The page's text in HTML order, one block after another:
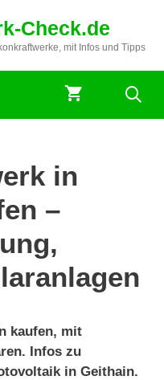
Check.de
mit Infos und Tipps
in
–
kaufen, mit
Infos zu
in Geithain.